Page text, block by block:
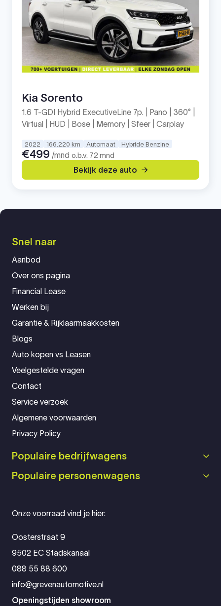
Kia Sorento
1.6 T-GDI Hybrid ExecutiveLine 7p. | Pano | 360° |
Virtual | HUD | Bose | Memory | Sfeer | Carplay
2022 166.220 km Automaat Hybride Benzine
€499 /mnd o.b.v. 72 mnd
Bekijk deze auto
Onze voorraad vind je hier:
Oosterstraat 9
9502 EC Stadskanaal
088 55 88 600
info@grevenautomotive.nl
Openingstijden showroom
Snel naar
Aanbod
Over ons pagina
Financial Lease
Werken bij
Garantie & Rijklaarmaakkosten
Blogs
Auto kopen vs Leasen
Veelgestelde vragen
Contact
Service verzoek
Algemene voorwaarden
Privacy Policy
Populaire bedrijfwagens
Populaire personenwagens